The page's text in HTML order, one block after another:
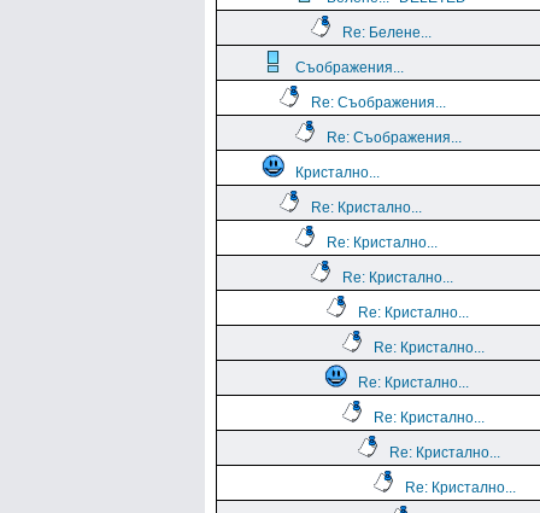
Re: Белене...
Съображения...
Re: Съображения...
Re: Съображения...
Кристално...
Re: Кристално...
Re: Кристално...
Re: Кристално...
Re: Кристално...
Re: Кристално...
Re: Кристално...
Re: Кристално...
Re: Кристално...
Re: Кристално...